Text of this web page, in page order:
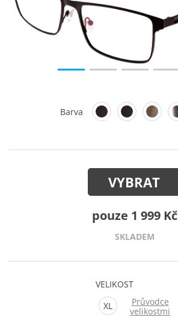
Barva
VYBRAT
pouze 1 999 Kč
SKLADEM
VELIKOST
XL
Průvodce
velikostmi